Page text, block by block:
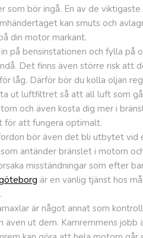
som bör ingå. En av de
kan smuts och
din motor markant.
på bensinstationen och fylla på
Det finns även större risk att
låg. Därför bör du kolla oljan
ut luftfiltret så att all luft som
och även kosta dig mer i
för att fungera optimalt.
bör även det bli utbytet
antänder bränslet i motorn
misständningar som efter
är en vanlig tjänst hos
är något annat som
även ut dem. Kamremmens jobb